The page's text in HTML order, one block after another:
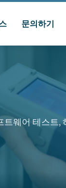
문의하기
웨어 테스트,